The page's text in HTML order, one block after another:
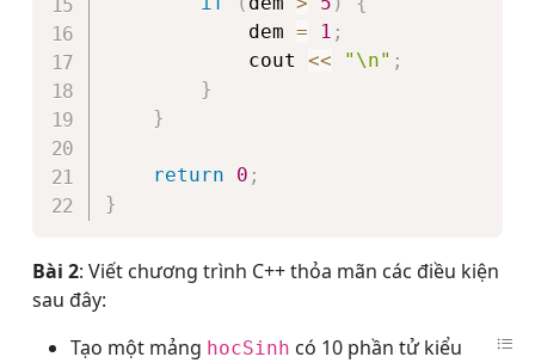
	        dem
= 1 ;
	        cout
<< "\n" ;
}
}
return 0 ;
}
Bài 2: Viết chương trình C++ thỏa mãn các điều kiện
sau đây:
Tạo một mảng hocSinh có 10 phần tử kiểu